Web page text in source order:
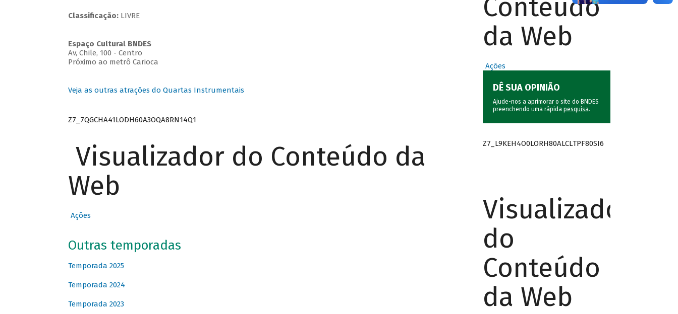
Classificação:LIVRE
Espaço Cultural BNDES
Av, Chile, 100 - Centro
Próximo ao metrô Carioca
Veja as outras atrações do Quartas Instrumentais
Z7_7QGCHA41LODH60A3OQA8RN14Q1
Visualizador do Conteúdo da
Web
Ações
Outras temporadas
Temporada 2025
Temporada 2024
Temporada 2023
Conteúdo
da Web
Ações
DÊ SUA OPINIÃO
Ajude-nos a aprimorar o site do BNDES
preenchendo uma rápida pesquisa.
Z7_L9KEH4O0LORH80ALCLTPF80SI6
Visualizador
do
Conteúdo
da Web